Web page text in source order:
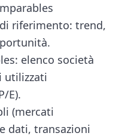
riferimento: trend,
elenco società
utilizzati
E).
(mercati
dati, transazioni